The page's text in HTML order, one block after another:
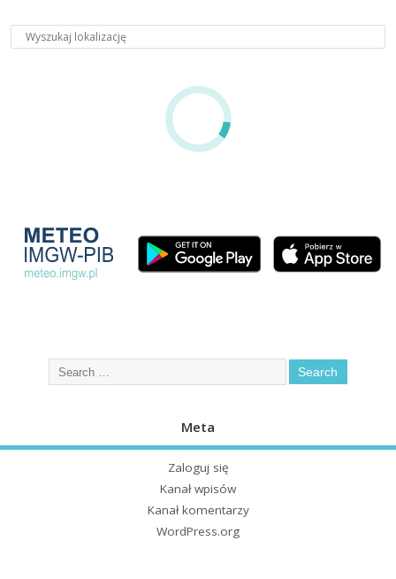
Meta
Zaloguj się
Kanał wpisów
Kanał komentarzy
WordPress.org